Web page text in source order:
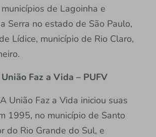
de Lagoinha e
Serra no estado de São Paulo,
Lídice, município de Rio Claro,
Faz a Vida – PUFV
União Faz a Vida iniciou suas
1995, no município de Santo
do Rio Grande do Sul, e